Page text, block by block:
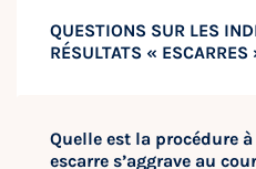
QUESTIONS SUR LES
RÉSULTATS « ESCARRES
Quelle est la procédure
escarre s’aggrave au